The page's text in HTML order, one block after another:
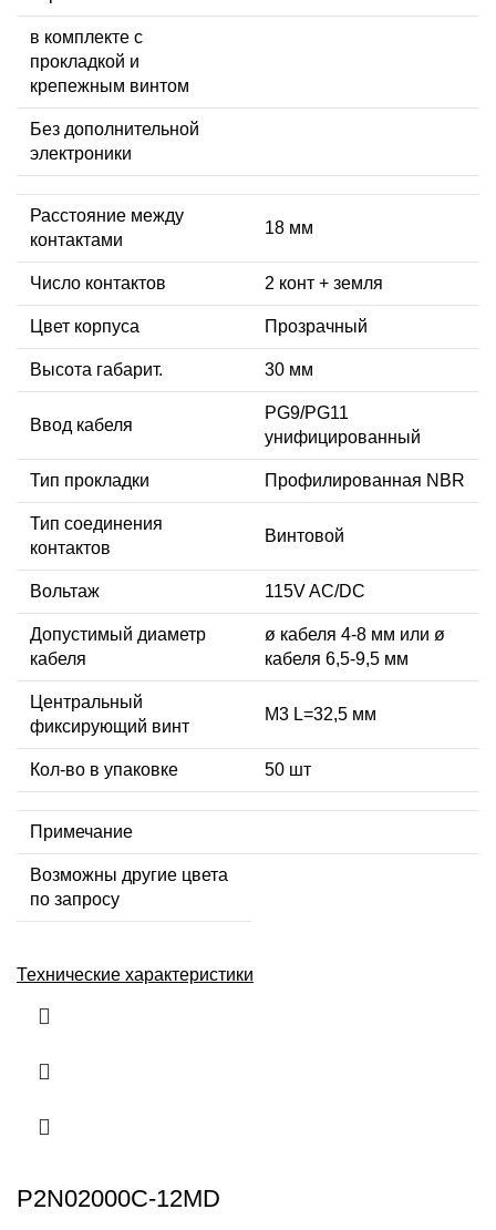
в комплекте с
прокладкой и
крепежным винтом
Без дополнительной
электроники
Расстояние между
контактами
18 мм
Число контактов 2 конт + земля
Цвет корпуса Прозрачный
Высота габарит. 30 мм
Ввод кабеля
PG9/PG11
унифицированный
Тип прокладки Профилированная NBR
Тип соединения
контактов
Винтовой
Вольтаж 115V AC/DC
Допустимый диаметр
кабеля
ø кабеля 4-8 мм или ø
кабеля 6,5-9,5 мм
Центральный
фиксирующий винт
М3 L=32,5 мм
Кол-во в упаковке 50 шт
Примечание
Возможны другие цвета
по запросу
Технические характеристики
P2N02000C-12MD